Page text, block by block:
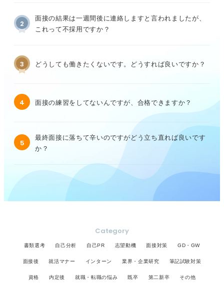
2
面接の結果は一週間後に連絡しますと言われましたが、
これって不採用ですか？
3 どうしても働きたくないです。どうすれば良いですか？
4 面接の練習をしてないんですが、合格できますか？
5
最終面接に落ちて辛いのですがどう立ち直れば良いです
か？
Category
書類選考 自己分析 自己PR 志望動機 面接対策 GD・GW
面接後 就活マナー インターン 業界・企業研究 筆記試験対策
資格 内定後 就職・転職の悩み 既卒 第二新卒 その他